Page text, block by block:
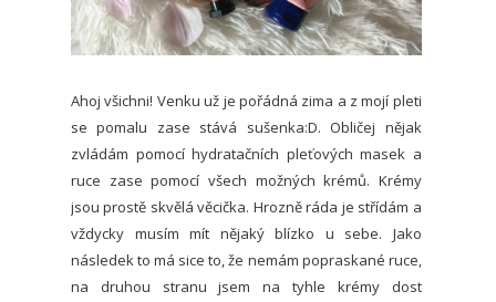
Ahoj všichni! Venku už je pořádná zima a z mojí pleti
se pomalu zase stává sušenka:D. Obličej nějak
zvládám pomocí hydratačních pleťových masek a
ruce zase pomocí všech možných krémů. Krémy
jsou prostě skvělá věcička. Hrozně ráda je střídám a
vždycky musím mít nějaký blízko u sebe. Jako
následek to má sice to, že nemám popraskané ruce,
na druhou stranu jsem na tyhle krémy dost